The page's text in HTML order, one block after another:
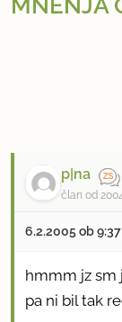
MNENJA
p|na
član od 2004
6.2.2005 ob 9:37
hmmm jz sm
pa ni bil tak